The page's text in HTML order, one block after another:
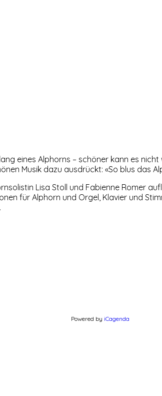
eines Alphorns – schöner kann es
Musik dazu ausdrückt: «So blus das
Lisa Stoll und Fabienne Romer
für Alphorn und Orgel, Klavier und
Powered by iCagenda